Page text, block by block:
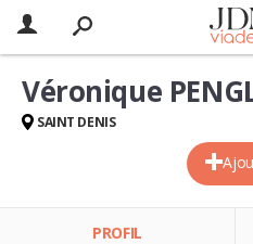
Véronique
SAINT DENIS
PROFIL